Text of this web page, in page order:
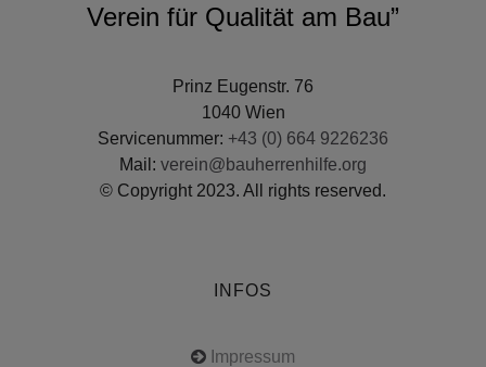
Verein für Qualität am Bau”
Prinz Eugenstr. 76
1040 Wien
Servicenummer: +43 (0) 664 9226236
Mail: verein@bauherrenhilfe.org
© Copyright 2023. All rights reserved.
INFOS
Impressum